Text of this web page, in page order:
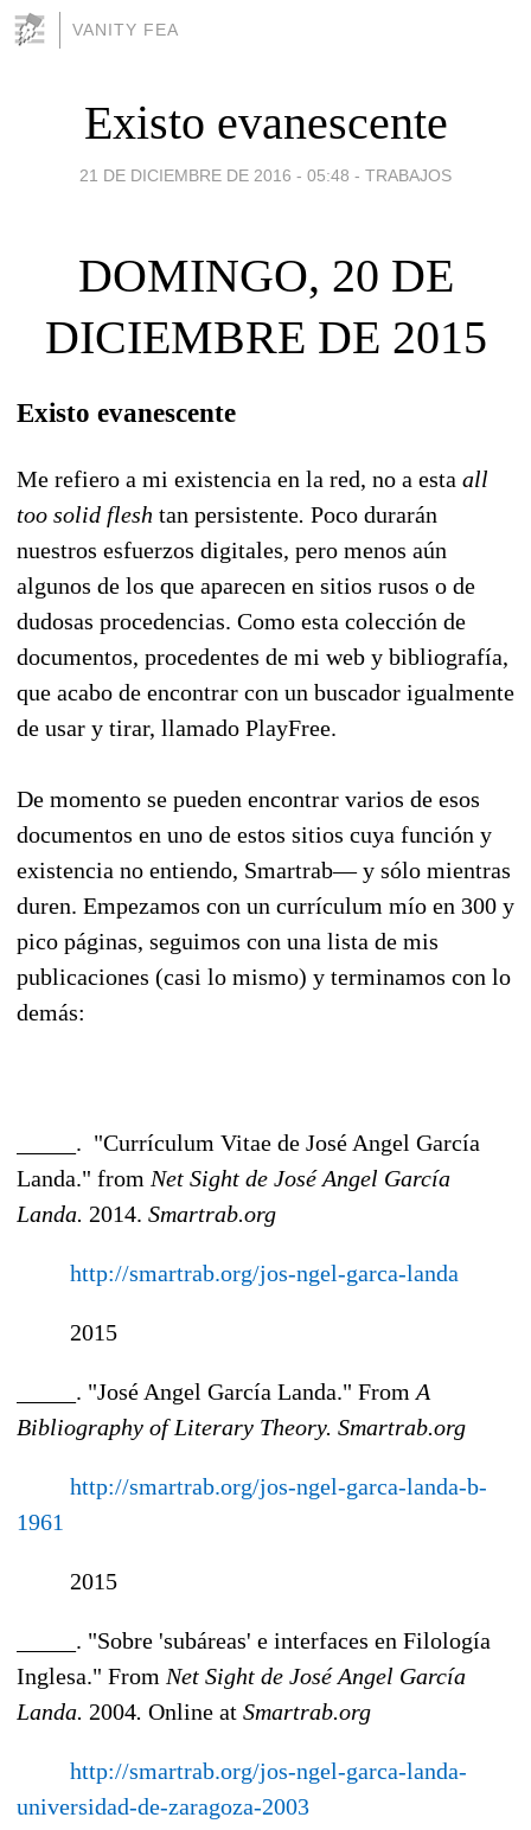
VANITY FEA
Existo evanescente
21 DE DICIEMBRE DE 2016 - 05:48 - TRABAJOS
DOMINGO, 20 DE
DICIEMBRE DE 2015
Existo evanescente
Me refiero a mi existencia en la red, no a esta all
too solid flesh tan persistente. Poco durarán
nuestros esfuerzos digitales, pero menos aún
algunos de los que aparecen en sitios rusos o de
dudosas procedencias. Como esta colección de
documentos, procedentes de mi web y bibliografía,
que acabo de encontrar con un buscador igualmente
de usar y tirar, llamado PlayFree.
De momento se pueden encontrar varios de esos
documentos en uno de estos sitios cuya función y
existencia no entiendo, Smartrab— y sólo mientras
duren. Empezamos con un currículum mío en 300 y
pico páginas, seguimos con una lista de mis
publicaciones (casi lo mismo) y terminamos con lo
demás:
_____. "Currículum Vitae de José Angel García
Landa." from Net Sight de José Angel García
Landa. 2014. Smartrab.org
http://smartrab.org/jos-ngel-garca-landa
2015
_____. "José Angel García Landa." From A
Bibliography of Literary Theory. Smartrab.org
http://smartrab.org/jos-ngel-garca-landa-b-
1961
2015
_____. "Sobre 'subáreas' e interfaces en Filología
Inglesa." From Net Sight de José Angel García
Landa. 2004. Online at Smartrab.org
http://smartrab.org/jos-ngel-garca-landa-
universidad-de-zaragoza-2003